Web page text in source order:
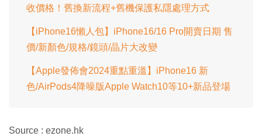
收價格！舊換新流程+舊機保護私隱處理方式
【iPhone16懶人包】iPhone16/16 Pro開賣日期 售
價/新顏色/規格/鏡頭/晶片大改變
【Apple發佈會2024重點重溫】iPhone16 新
色/AirPods4降噪版Apple Watch10等10+新品登場
Source : ezone.hk